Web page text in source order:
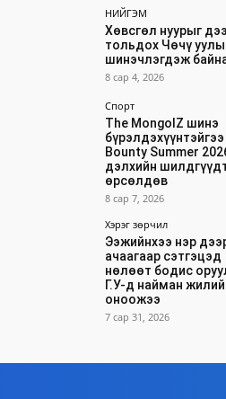
НИЙГЭМ
Хөвсгөл нуурыг
тольдох Чөчү
шинэчлэгдэж
8 сар 4, 2026
Спорт
The MongolZ шинэ
бүрэлдэхүүнтэйгээ
Bounty Summer
дэлхийн
өрсөлдөв
8 сар 7, 2026
Хэрэг зөрчил
Ээжийнхээ нэр
ачаагаар сэтгэцэд
нөлөөт бодис
Г.У-д найман
оноожээ
7 сар 31, 2026